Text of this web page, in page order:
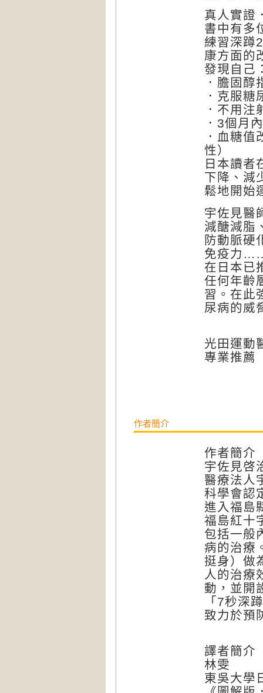
真人實證
書中有多
練習深蹲
康方面的
發現自己
．膽固
．克服
．不用
．3個月
．血糖
性）
日本讀者
下降、減
鬆地開
宇佐見醫
減醣減脂
防動脈硬
免疫力
在日本已
任何年齡
習。在此
尿病的威
光田運動
專業推薦
作者簡介
作者簡介
宇佐見啓
醫療法人
科學會認
進入福島
福島紅十
包括一般
病的治療
挺身）做
人的治療
動，並開
「7秒深
致力於預
譯者簡介
林雯
東吳大學